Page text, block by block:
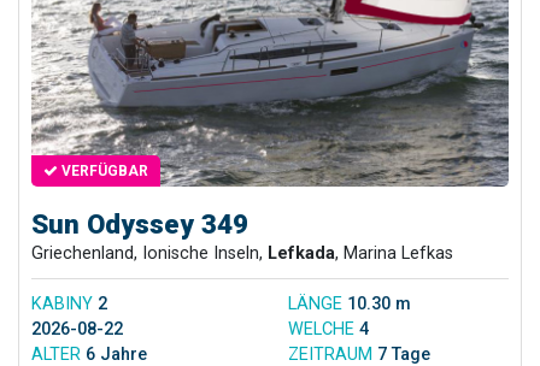
VERFÜGBAR
Sun Odyssey 349
Griechenland, Ionische Inseln, Lefkada, Marina Lefkas
KABINY 2 LÄNGE 10.30 m
2026-08-22
WELCHE 4
ALTER 6 Jahre ZEITRAUM 7 Tage